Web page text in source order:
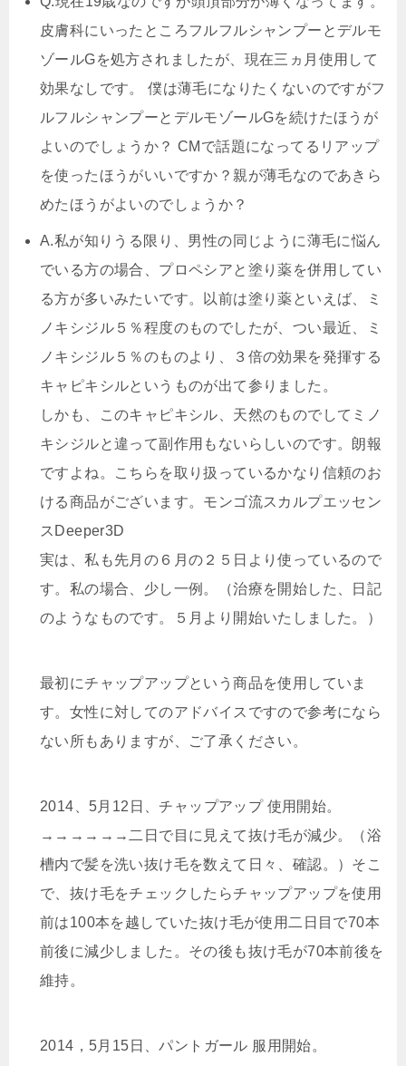
皮膚科にいったところフルフルシャンプーとデルモ
ゾールGを処方されましたが、現在三ヵ月使用して
効果なしです。 僕は薄毛になりたくないのですがフ
ルフルシャンプーとデルモゾールGを続けたほうが
よいのでしょうか？ CMで話題になってるリアップ
を使ったほうがいいですか？親が薄毛なのであきら
めたほうがよいのでしょうか？
A.私が知りうる限り、男性の同じように薄毛に悩ん
でいる方の場合、プロペシアと塗り薬を併用してい
る方が多いみたいです。以前は塗り薬といえば、ミ
ノキシジル５％程度のものでしたが、つい最近、ミ
ノキシジル５％のものより、３倍の効果を発揮する
キャピキシルというものが出て参りました。
しかも、このキャピキシル、天然のものでしてミノ
キシジルと違って副作用もないらしいのです。朗報
ですよね。こちらを取り扱っているかなり信頼のお
ける商品がございます。モンゴ流スカルプエッセン
スDeeper3D
実は、私も先月の６月の２５日より使っているので
す。私の場合、少し一例。（治療を開始した、日記
のようなものです。５月より開始いたしました。）
最初にチャップアップという商品を使用していま
す。女性に対してのアドバイスですので参考になら
ない所もありますが、ご了承ください。
2014、5月12日、チャップアップ 使用開始。
→→→→→→二日で目に見えて抜け毛が減少。（浴
槽内で髪を洗い抜け毛を数えて日々、確認。）そこ
で、抜け毛をチェックしたらチャップアップを使用
前は100本を越していた抜け毛が使用二日目で70本
前後に減少しました。その後も抜け毛が70本前後を
維持。
2014，5月15日、パントガール 服用開始。